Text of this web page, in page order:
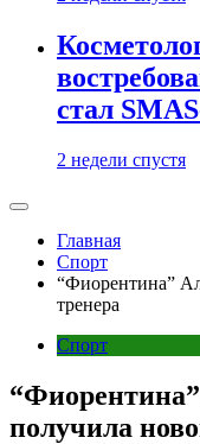
стал
2 недели спустя
Главная
Спорт
“Фиорентина”
тренера
Спорт
получила